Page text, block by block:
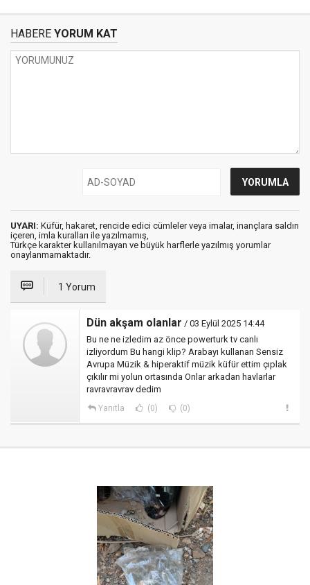
HABERE YORUM KAT
UYARI: Küfür, hakaret, rencide edici cümleler veya imalar, inançlara saldırı
içeren, imla kuralları ile yazılmamış,
Türkçe karakter kullanılmayan ve büyük harflerle yazılmış yorumlar
onaylanmamaktadır.
1 Yorum
Dün akşam olanlar / 03 Eylül 2025 14:44
Bu ne ne izledim az önce powerturk tv canlı
izliyordum Bu hangi klip? Arabayı kullanan Sensiz
Avrupa Müzik & hiperaktif müzik küfür ettim çıplak
çıkılır mi yolun ortasında Onlar arkadan havlarlar
ravravravrav dedim
Yanıtla (0) (0)